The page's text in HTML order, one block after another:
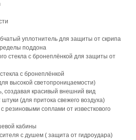
уплотнитель для защиты от скрипа
поддона
стекла с бронеплёнкой для защиты от
с бронеплёнкой
высокой светопроницаемости)
создавая красивый внешний вид
(для притока свежего воздуха)
резиновыми соплами от известкового
кабины
с душем ( защита от гидроудара)